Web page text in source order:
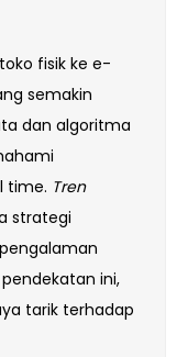
fisik ke e-
semakin
dan algoritma
time. Tren
strategi
ini,
tarik terhadap